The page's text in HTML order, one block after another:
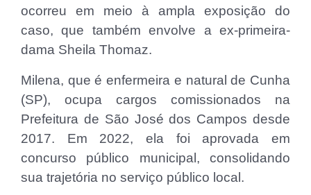
ocorreu em meio à ampla exposição do
caso, que também envolve a ex-primeira-
dama Sheila Thomaz.
Milena, que é enfermeira e natural de Cunha
(SP), ocupa cargos comissionados na
Prefeitura de São José dos Campos desde
2017. Em 2022, ela foi aprovada em
concurso público municipal, consolidando
sua trajetória no serviço público local.